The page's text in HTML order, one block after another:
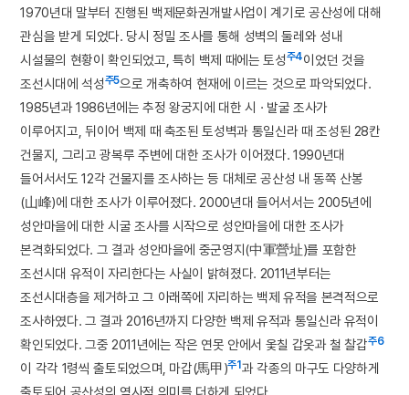
1970년대 말부터 진행된 백제문화권개발사업이 계기로 공산성에 대해
관심을 받게 되었다. 당시 정밀 조사를 통해 성벽의 둘레와 성내
시설물의 현황이 확인되었고, 특히 백제 때에는 토성주4이었던 것을
조선시대에 석성주5으로 개축하여 현재에 이르는 것으로 파악되었다.
1985년과 1986년에는 추정 왕궁지에 대한 시 · 발굴 조사가
이루어지고, 뒤이어 백제 때 축조된 토성벽과 통일신라 때 조성된 28칸
건물지, 그리고 광복루 주변에 대한 조사가 이어졌다. 1990년대
들어서서도 12각 건물지를 조사하는 등 대체로 공산성 내 동쪽 산봉
(山峰)에 대한 조사가 이루어졌다. 2000년대 들어서서는 2005년에
성안마을에 대한 시굴 조사를 시작으로 성안마을에 대한 조사가
본격화되었다. 그 결과 성안마을에 중군영지(中軍營址)를 포함한
조선시대 유적이 자리한다는 사실이 밝혀졌다. 2011년부터는
조선시대층을 제거하고 그 아래쪽에 자리하는 백제 유적을 본격적으로
조사하였다. 그 결과 2016년까지 다양한 백제 유적과 통일신라 유적이
확인되었다. 그중 2011년에는 작은 연못 안에서 옻칠 갑옷과 철 찰갑주6
이 각각 1령씩 출토되었으며, 마갑(馬甲)주1과 각종의 마구도 다양하게
출토되어 공산성의 역사적 의미를 더하게 되었다.